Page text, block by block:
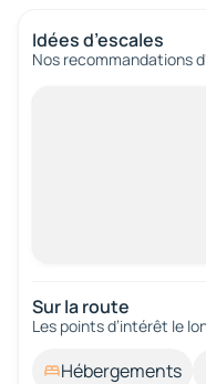
Idées d’escales
Nos recommandations
Sur la route
Les points d’intérêt le
Hébergements